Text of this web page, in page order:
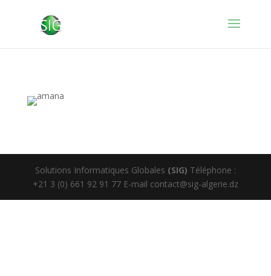
Solutions Informatiques Globales (SIG) Téléphone :
+21 3 (0) 661 92 91 77 E-mail contact@sig-algerie.dz